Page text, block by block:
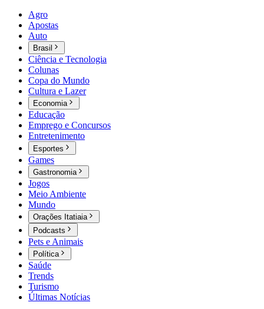
Agro
Apostas
Auto
Brasil
Ciência e Tecnologia
Colunas
Copa do Mundo
Cultura e Lazer
Economia
Educação
Emprego e Concursos
Entretenimento
Esportes
Games
Gastronomia
Jogos
Meio Ambiente
Mundo
Orações Itatiaia
Podcasts
Pets e Animais
Política
Saúde
Trends
Turismo
Últimas Notícias